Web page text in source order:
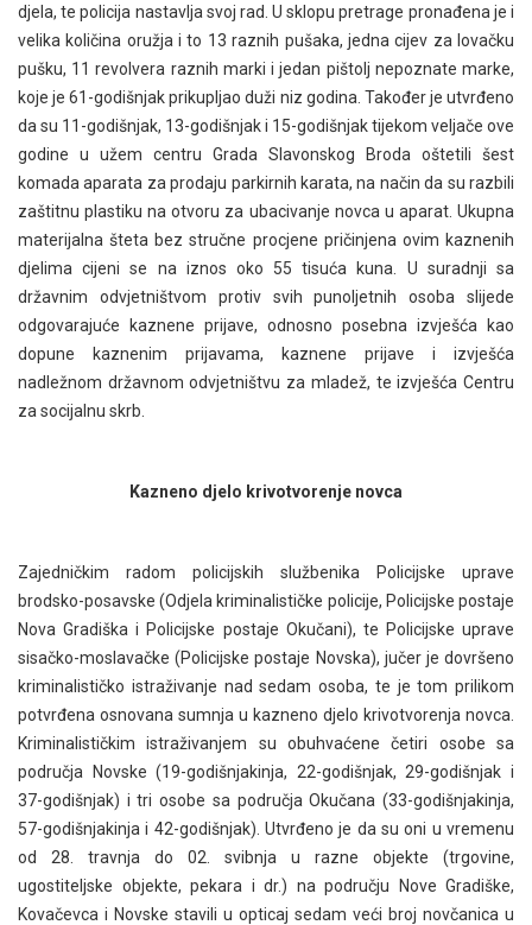
djela, te policija nastavlja svoj rad. U sklopu pretrage pronađena je i
velika količina oružja i to 13 raznih pušaka, jedna cijev za lovačku
pušku, 11 revolvera raznih marki i jedan pištolj nepoznate marke,
koje je 61-godišnjak prikupljao duži niz godina. Također je utvrđeno
da su 11-godišnjak, 13-godišnjak i 15-godišnjak tijekom veljače ove
godine u užem centru Grada Slavonskog Broda oštetili šest
komada aparata za prodaju parkirnih karata, na način da su razbili
zaštitnu plastiku na otvoru za ubacivanje novca u aparat. Ukupna
materijalna šteta bez stručne procjene pričinjena ovim kaznenih
djelima cijeni se na iznos oko 55 tisuća kuna. U suradnji sa
državnim odvjetništvom protiv svih punoljetnih osoba slijede
odgovarajuće kaznene prijave, odnosno posebna izvješća kao
dopune kaznenim prijavama, kaznene prijave i izvješća
nadležnom državnom odvjetništvu za mladež, te izvješća Centru
za socijalnu skrb.
Kazneno djelo krivotvorenje novca
Zajedničkim radom policijskih službenika Policijske uprave
brodsko-posavske (Odjela kriminalističke policije, Policijske postaje
Nova Gradiška i Policijske postaje Okučani), te Policijske uprave
sisačko-moslavačke (Policijske postaje Novska), jučer je dovršeno
kriminalističko istraživanje nad sedam osoba, te je tom prilikom
potvrđena osnovana sumnja u kazneno djelo krivotvorenja novca.
Kriminalističkim istraživanjem su obuhvaćene četiri osobe sa
područja Novske (19-godišnjakinja, 22-godišnjak, 29-godišnjak i
37-godišnjak) i tri osobe sa područja Okučana (33-godišnjakinja,
57-godišnjakinja i 42-godišnjak). Utvrđeno je da su oni u vremenu
od 28. travnja do 02. svibnja u razne objekte (trgovine,
ugostiteljske objekte, pekara i dr.) na području Nove Gradiške,
Kovačevca i Novske stavili u opticaj sedam veći broj novčanica u